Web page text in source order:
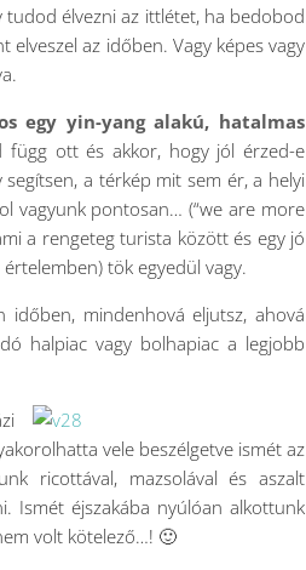
tudod élvezni az ittlétet, ha bedobod
elveszel az időben. Vagy képes vagy
egy yin-yang alakú, hatalmas
függ ott és akkor, hogy jól érzed-e
a térkép mit sem ér, a helyi
vagyunk pontosan… (“we are more
a rengeteg turista között és egy jó
tök egyedül vagy.
időben, mindenhová eljutsz, ahová
halpiac vagy bolhapiac a legjobb
vele beszélgetve ismét az
ricottával, mazsolával és aszalt
Ismét éjszakába nyúlóan alkottunk
volt kötelező…! 🙂